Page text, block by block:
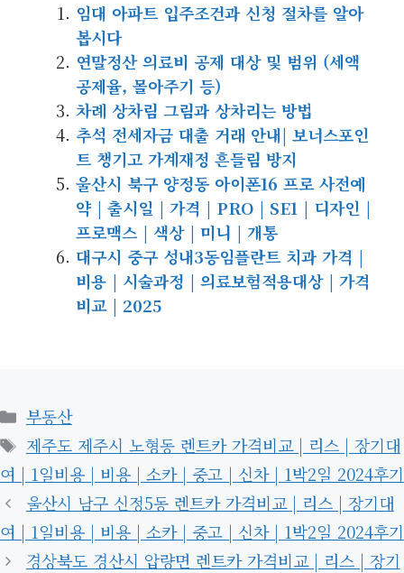
임대 아파트 입주조건과 신청 절차를 알아
봅시다
연말정산 의료비 공제 대상 및 범위 (세액
공제율, 몰아주기 등)
차례 상차림 그림과 상차리는 방법
추석 전세자금 대출 거래 안내| 보너스포인
트 챙기고 가계재정 흔들림 방지
울산시 북구 양정동 아이폰16 프로 사전예
약 | 출시일 | 가격 | PRO | SE1 | 디자인 |
프로맥스 | 색상 | 미니 | 개통
대구시 중구 성내3동임플란트 치과 가격 |
비용 | 시술과정 | 의료보험적용대상 | 가격
비교 | 2025
카
테
고
리
부동산
태
그
제주도 제주시 노형동 렌트카 가격비교 | 리스 | 장기대
여 | 1일비용 | 비용 | 소카 | 중고 | 신차 | 1박2일 2024후기
울산시 남구 신정5동 렌트카 가격비교 | 리스 | 장기대
여 | 1일비용 | 비용 | 소카 | 중고 | 신차 | 1박2일 2024후기
경상북도 경산시 압량면 렌트카 가격비교 | 리스 | 장기